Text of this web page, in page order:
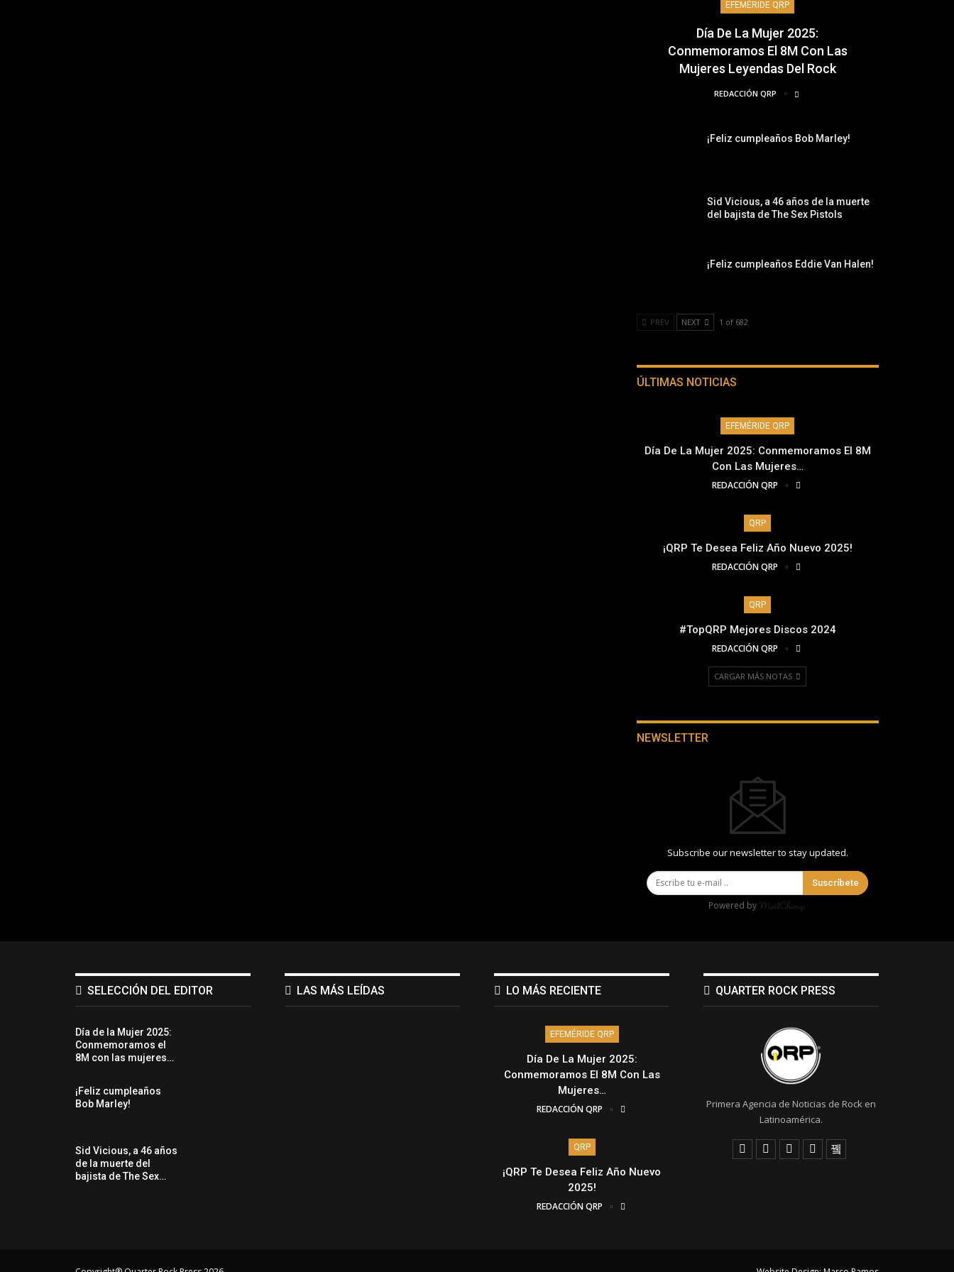
EFEMÉRIDE QRP
Día De La Mujer 2025:
Conmemoramos El 8M Con Las
Mujeres Leyendas Del Rock
REDACCIÓN QRP
¡Feliz cumpleaños Bob Marley!
Sid Vicious, a 46 años de la muerte
del bajista de The Sex Pistols
¡Feliz cumpleaños Eddie Van Halen!
PREV NEXT 1 of 682
ÚLTIMAS NOTICIAS
EFEMÉRIDE QRP
Día De La Mujer 2025: Conmemoramos El 8M
Con Las Mujeres…
REDACCIÓN QRP
QRP
¡QRP Te Desea Feliz Año Nuevo 2025!
REDACCIÓN QRP
QRP
#TopQRP Mejores Discos 2024
REDACCIÓN QRP
CARGAR MÁS NOTAS
NEWSLETTER
Subscribe our newsletter to stay updated.
Suscríbete
Powered by
SELECCIÓN DEL EDITOR
Día de la Mujer 2025:
Conmemoramos el
8M con las mujeres…
¡Feliz cumpleaños
Bob Marley!
Sid Vicious, a 46 años
de la muerte del
bajista de The Sex…
LAS MÁS LEÍDAS LO MÁS RECIENTE
EFEMÉRIDE QRP
Día De La Mujer 2025:
Conmemoramos El 8M Con Las
Mujeres…
REDACCIÓN QRP
QRP
¡QRP Te Desea Feliz Año Nuevo
2025!
REDACCIÓN QRP
QUARTER ROCK PRESS
Primera Agencia de Noticias de Rock en
Latinoamérica.